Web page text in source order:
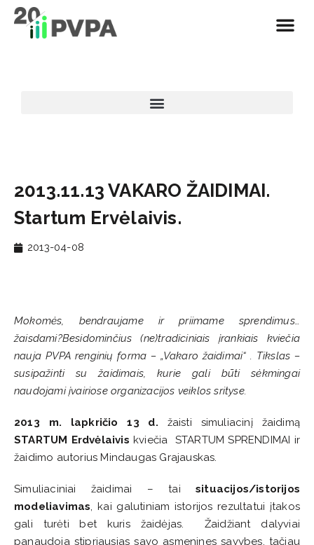
2013.11.13 VAKARO ŽAIDIMAI.
Startum Ervėlaivis.
2013-04-08
Mokomės, bendraujame ir priimame sprendimus…
žaisdami?Besidominčius (ne)tradiciniais įrankiais kviečia
nauja PVPA renginių forma – „Vakaro žaidimai“ . Tikslas –
susipažinti su žaidimais, kurie gali būti sėkmingai
naudojami įvairiose organizacijos veiklos srityse.
2013 m. lapkričio 13 d. žaisti simuliacinį žaidimą
STARTUM Erdvėlaivis kviečia STARTUM SPRENDIMAI ir
žaidimo autorius Mindaugas Grajauskas.
Simuliaciniai žaidimai – tai situacijos/istorijos
modeliavimas, kai galutiniam istorijos rezultatui įtakos
gali turėti bet kuris žaidėjas. Žaidžiant dalyviai
panaudoja stipriausias savo asmenines savybes, tačiau